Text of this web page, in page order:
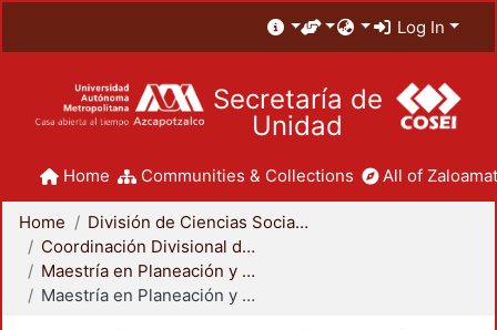
Log In
Secretaría de
Unidad
Home Communities & Collections All of
Home
División de Ciencias Sociales y Humanidades
Coordinación Divisional de Posgrado
Maestría en Planeación y Políticas Metropolitanas
Maestría en Planeación y Políticas Metropolitanas